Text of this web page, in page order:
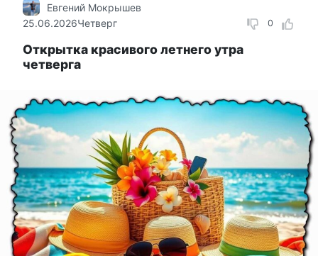
0
Евгений Мокрышев
25.06.2026Четверг
Открытка красивого летнего утра
четверга